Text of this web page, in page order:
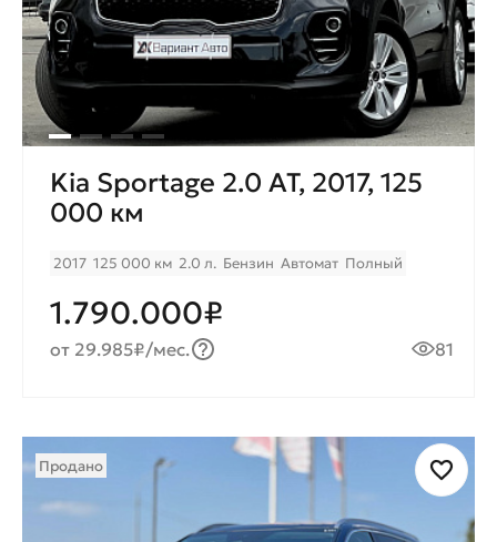
Kia Sportage 2.0 AT, 2017, 125
000 км
2017 125 000 км 2.0 л. Бензин Автомат Полный
1.790.000₽
от 29.985₽/мес. 81
Продано